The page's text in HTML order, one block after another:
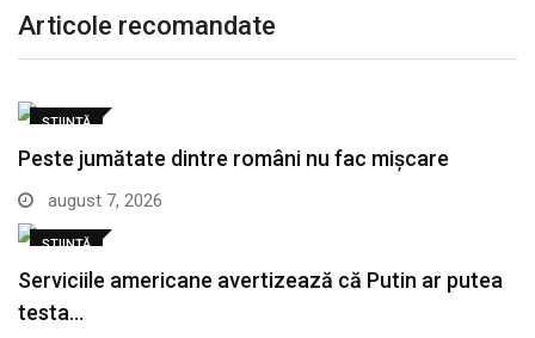
Articole recomandate
ȘTIINȚĂ
Peste jumătate dintre români nu fac mișcare
august 7, 2026
ȘTIINȚĂ
Serviciile americane avertizează că Putin ar putea
testa…